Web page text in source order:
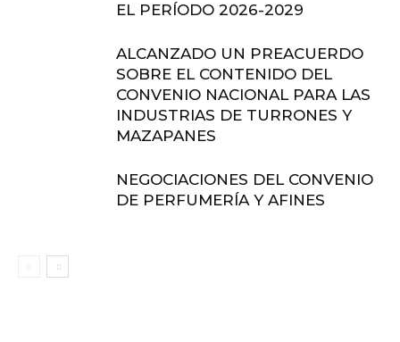
EL PERÍODO 2026-2029
ALCANZADO UN PREACUERDO
SOBRE EL CONTENIDO DEL
CONVENIO NACIONAL PARA LAS
INDUSTRIAS DE TURRONES Y
MAZAPANES
NEGOCIACIONES DEL CONVENIO
DE PERFUMERÍA Y AFINES